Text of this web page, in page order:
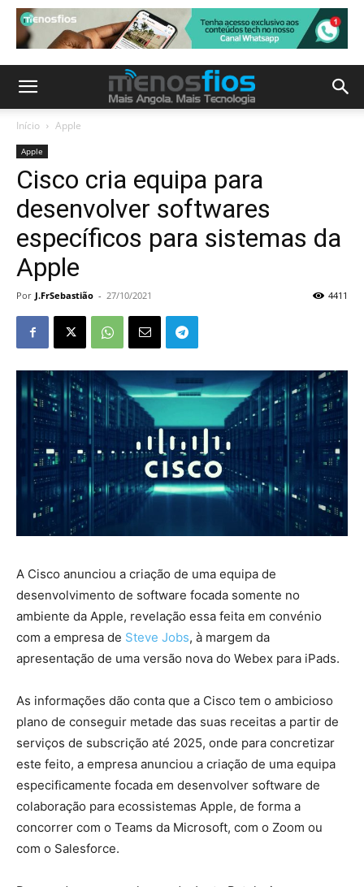
Início Apple
Apple
Cisco cria equipa para
desenvolver softwares
específicos para sistemas da
Apple
Por J.FrSebastião - 27/10/2021 4411
A Cisco anunciou a criação de uma equipa de
desenvolvimento de software focada somente no
ambiente da Apple, revelação essa feita em convénio
com a empresa de Steve Jobs, à margem da
apresentação de uma versão nova do Webex para iPads.
As informações dão conta que a Cisco tem o ambicioso
plano de conseguir metade das suas receitas a partir de
serviços de subscrição até 2025, onde para concretizar
este feito, a empresa anunciou a criação de uma equipa
especificamente focada em desenvolver software de
colaboração para ecossistemas Apple, de forma a
concorrer com o Teams da Microsoft, com o Zoom ou
com o Salesforce.